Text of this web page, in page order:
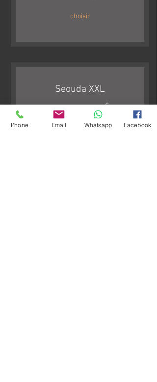
choisir
Seouda XXL
€
260
Phone Email Whatsapp Facebook